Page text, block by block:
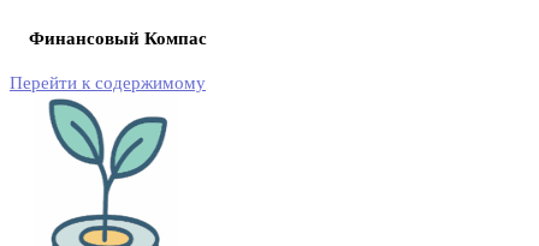
Финансовый Компас
Перейти к содержимому